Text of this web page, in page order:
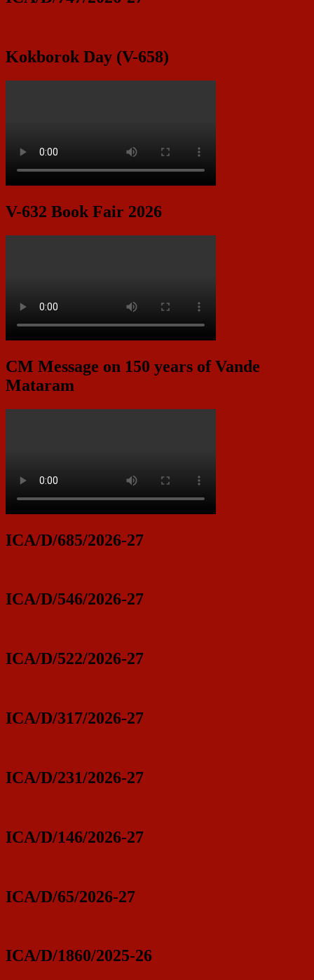
Kokborok Day (V-658)
V-632 Book Fair 2026
CM Message on 150 years of Vande
Mataram
ICA/D/685/2026-27
ICA/D/546/2026-27
ICA/D/522/2026-27
ICA/D/317/2026-27
ICA/D/231/2026-27
ICA/D/146/2026-27
ICA/D/65/2026-27
ICA/D/1860/2025-26